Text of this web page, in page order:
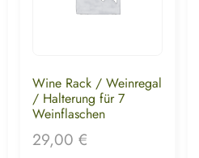
Wine Rack / Weinregal
/ Halterung für 7
Weinflaschen
29,00 €